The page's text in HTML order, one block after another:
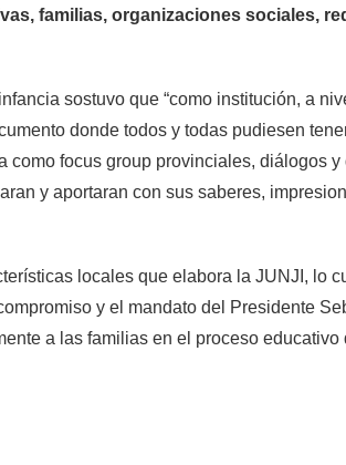
familias, organizaciones sociales,
sostuvo que “como institución, a
donde todos y todas pudiesen
como focus group provinciales, diálogos y
y aportaran con sus saberes,
locales que elabora la JUNJI, lo
y el mandato del Presidente
a las familias en el proceso educativo